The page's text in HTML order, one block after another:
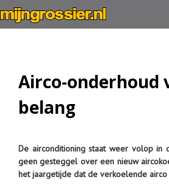
Airco-onderhoud
belang
De airconditioning staat weer volop in
geen gesteggel over een nieuw
het jaargetijde dat de verkoelende